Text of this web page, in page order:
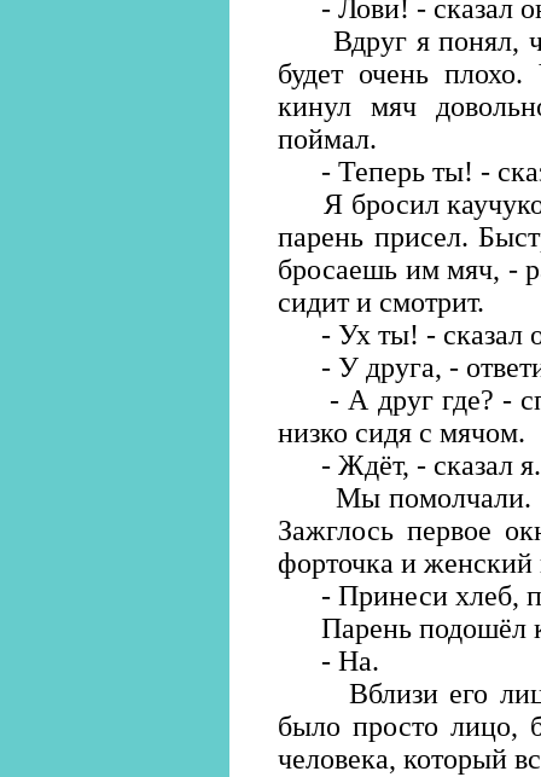
- Лови! - сказал
Вдруг я понял,
будет очень
кинул мяч
поймал.
- Теперь ты! -
Я бросил
парень присел.
бросаешь им мяч, -
сидит и смотрит.
- Ух ты! - сказал
- У друга, -
- А друг где? -
низко сидя с мячом.
- Ждёт, - сказал я.
Мы помолчали.
Зажглось первое
форточка и женский
- Принеси хлеб,
Парень подошёл
- На.
Вблизи его лицо
было просто лицо,
человека, который